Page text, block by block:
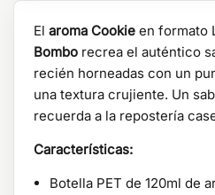
El aroma Cookie en formato
Bombo recrea el auténtico
recién horneadas con un
una textura crujiente. Un
recuerda a la repostería
Características:
Botella PET de 120ml de